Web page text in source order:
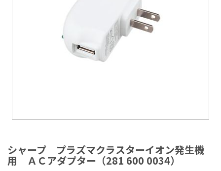
シャープ プラズマクラスターイオン発生機
用 ＡＣアダプター（281 600 0034）
メ
ー
ジ